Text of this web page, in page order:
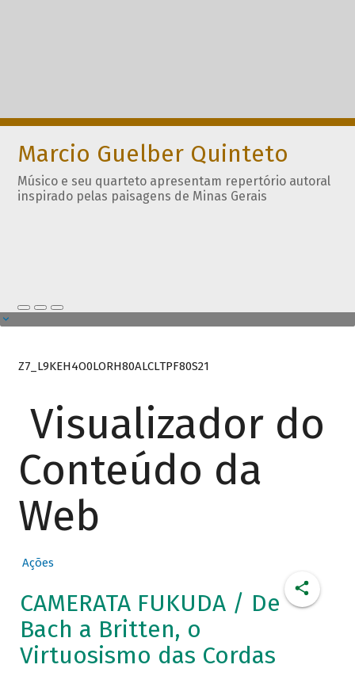
Marcio Guelber Quinteto
Músico e seu quarteto apresentam repertório autoral
inspirado pelas paisagens de Minas Gerais
Z7_L9KEH4O0LORH80ALCLTPF80S21
Visualizador do
Conteúdo da
Web
Ações
CAMERATA FUKUDA / De
Bach a Britten, o
Virtuosismo das Cordas